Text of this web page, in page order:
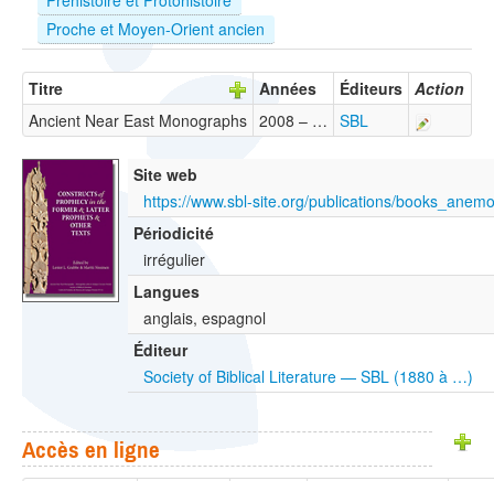
?
Proche et Moyen-Orient ancien
Titre Années Éditeurs Action
Ancient Near East Monographs 2008 – … SBL
Site web
Périodicité
irrégulier
Langues
anglais, espagnol
Éditeur
Society of Biblical Literature — SBL (1880 à …)
Accès en ligne